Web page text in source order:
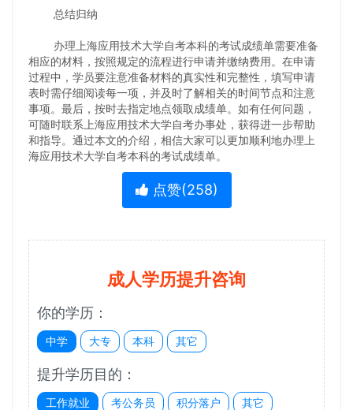
总结归纳
办理上海应用技术大学自考本科的考试成绩单需要准备
相应的材料，按照规定的流程进行申请并缴纳费用。在申请
过程中，学员要注意准备材料的真实性和完整性，填写申请
表时需仔细阅读每一项，并及时了解相关的时间节点和注意
事项。最后，按时去指定地点领取成绩单。如有任何问题，
可随时联系上海应用技术大学自考办事处，获得进一步帮助
和指导。通过本文的介绍，相信大家可以更加顺利地办理上
海应用技术大学自考本科的考试成绩单。
点赞(258)
成人学历提升咨询
你的学历：
中学 大专 本科 其它
提升学历目的：
工作就业 考公务员 积分落户 其它